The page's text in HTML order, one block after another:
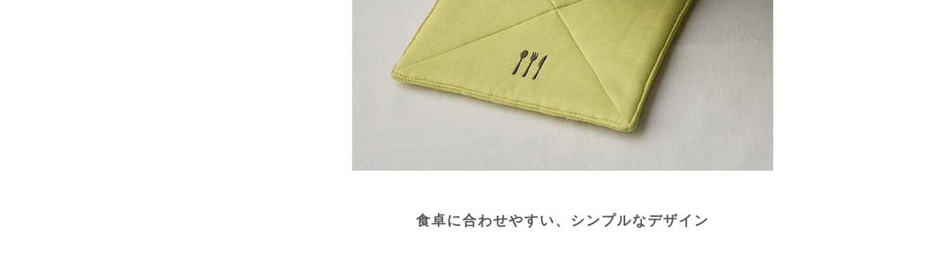
食卓に合わせやすい、シンプルなデザイン